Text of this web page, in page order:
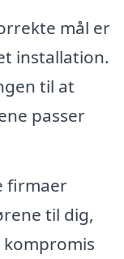
mål er
installation.
til at
passer
firmaer
til dig,
kompromis